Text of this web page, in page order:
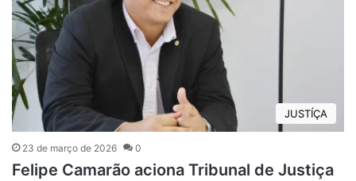
JUSTÍÇA
23 de março de 2026 0
Felipe Camarão aciona Tribunal de Justiça